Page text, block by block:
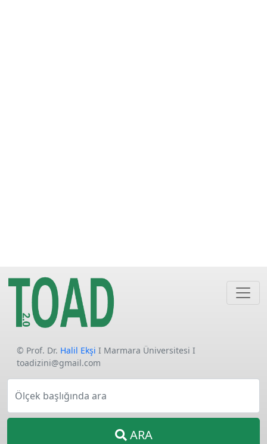
© Prof. Dr. Halil Ekşi I Marmara Üniversitesi I
toadizini@gmail.com
Ölçek başlığında ara
ARA